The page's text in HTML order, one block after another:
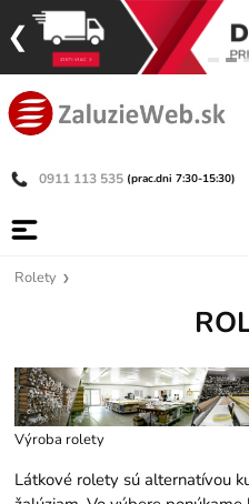
0911 113 535 (prac.dni 7:30-15:30)
Rolety
Výroba rolety
Látkové rolety sú alternatívou